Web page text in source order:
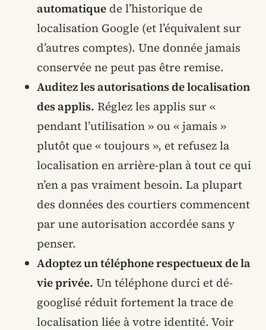
automatique de l’historique de
localisation Google (et l’équivalent sur
d’autres comptes). Une donnée jamais
conservée ne peut pas être remise.
Auditez les autorisations de localisation
des applis. Réglez les applis sur «
pendant l’utilisation » ou « jamais »
plutôt que « toujours », et refusez la
localisation en arrière-plan à tout ce qui
n’en a pas vraiment besoin. La plupart
des données des courtiers commencent
par une autorisation accordée sans y
penser.
Adoptez un téléphone respectueux de la
vie privée. Un téléphone durci et dé-
googlisé réduit fortement la trace de
localisation liée à votre identité. Voir